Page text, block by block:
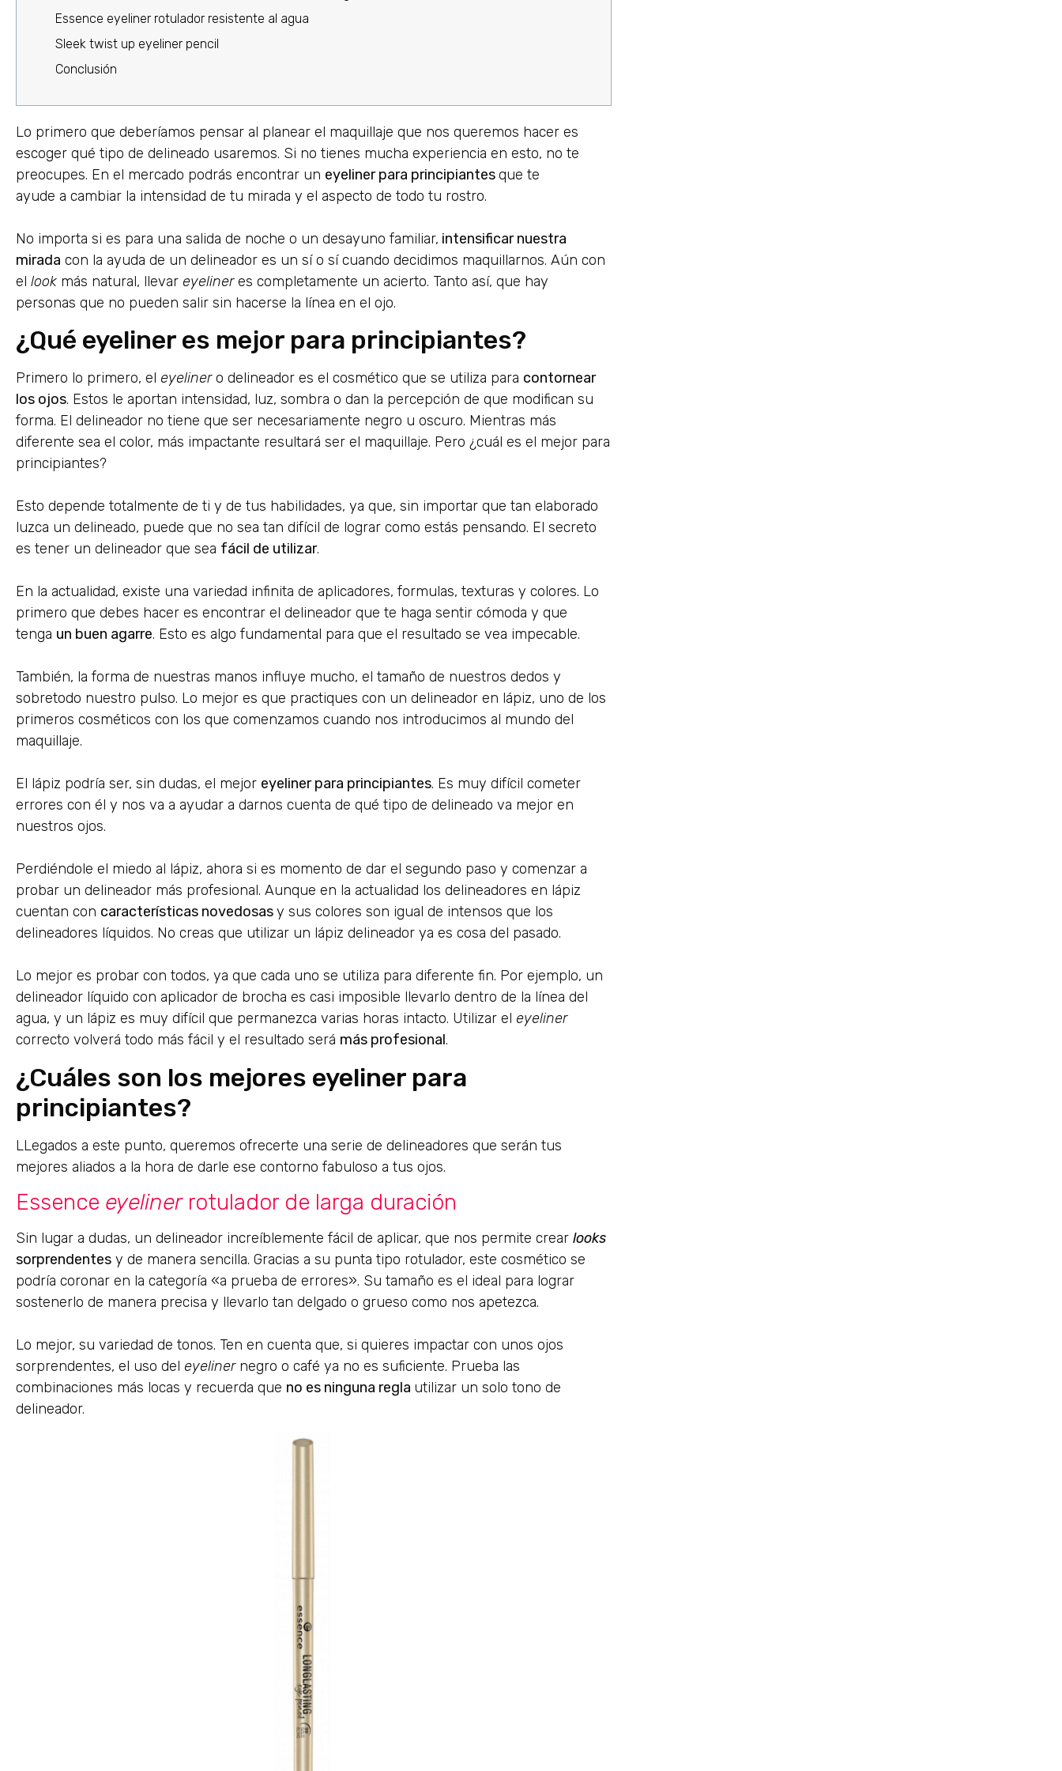
Essence eyeliner rotulador resistente al agua
Sleek twist up eyeliner pencil
Conclusión
Lo primero que deberíamos pensar al planear el maquillaje que nos queremos hacer es
escoger qué tipo de delineado usaremos. Si no tienes mucha experiencia en esto, no te
preocupes. En el mercado podrás encontrar un eyeliner para principiantesque te
ayude a cambiar la intensidad de tu mirada y el aspecto de todo tu rostro.
No importa si es para una salida de noche o un desayuno familiar, intensificar nuestra
mirada con la ayuda de un delineador es un sí o sí cuando decidimos maquillarnos. Aún con
el look más natural, llevar eyelineres completamente un acierto. Tanto así, que hay
personas que no pueden salir sin hacerse la línea en el ojo.
¿Qué eyeliner es mejor para principiantes?
Primero lo primero, el eyelinero delineador es el cosmético que se utiliza para contornear
los ojos. Estos le aportan intensidad, luz, sombra o dan la percepción de que modifican su
forma. El delineador no tiene que ser necesariamente negro u oscuro. Mientras más
diferente sea el color, más impactante resultará ser el maquillaje. Pero ¿cuál es el mejor para
principiantes?
Esto depende totalmente de ti y de tus habilidades, ya que, sin importar que tan elaborado
luzca un delineado, puede que no sea tan difícil de lograr como estás pensando. El secreto
es tener un delineador que sea fácil de utilizar.
En la actualidad, existe una variedad infinita de aplicadores, formulas, texturas y colores. Lo
primero que debes hacer es encontrar el delineador que te haga sentir cómoda y que
tenga un buen agarre. Esto es algo fundamental para que el resultado se vea impecable.
También, la forma de nuestras manos influye mucho, el tamaño de nuestros dedos y
sobretodo nuestro pulso. Lo mejor es que practiques con un delineador en lápiz, uno de los
primeros cosméticos con los que comenzamos cuando nos introducimos al mundo del
maquillaje.
El lápiz podría ser, sin dudas, el mejor eyeliner para principiantes. Es muy difícil cometer
errores con él y nos va a ayudar a darnos cuenta de qué tipo de delineado va mejor en
nuestros ojos.
Perdiéndole el miedo al lápiz, ahora si es momento de dar el segundo paso y comenzar a
probar un delineador más profesional. Aunque en la actualidad los delineadores en lápiz
cuentan con características novedosasy sus colores son igual de intensos que los
delineadores líquidos. No creas que utilizar un lápiz delineador ya es cosa del pasado.
Lo mejor es probar con todos, ya que cada uno se utiliza para diferente fin. Por ejemplo, un
delineador líquido con aplicador de brocha es casi imposible llevarlo dentro de la línea del
agua, y un lápiz es muy difícil que permanezca varias horas intacto. Utilizar el eyeliner
correcto volverá todo más fácil y el resultado será más profesional.
¿Cuáles son los mejores eyeliner para
principiantes?
LLegados a este punto, queremos ofrecerte una serie de delineadores que serán tus
mejores aliados a la hora de darle ese contorno fabuloso a tus ojos.
Essence eyelinerrotulador de larga duración
Sin lugar a dudas, un delineador increíblemente fácil de aplicar, que nos permite crear looks
sorprendentes y de manera sencilla. Gracias a su punta tipo rotulador, este cosmético se
podría coronar en la categoría «a prueba de errores». Su tamaño es el ideal para lograr
sostenerlo de manera precisa y llevarlo tan delgado o grueso como nos apetezca.
Lo mejor, su variedad de tonos. Ten en cuenta que, si quieres impactar con unos ojos
sorprendentes, el uso del eyelinernegro o café ya no es suficiente. Prueba las
combinaciones más locas y recuerda que no es ninguna regla utilizar un solo tono de
delineador.